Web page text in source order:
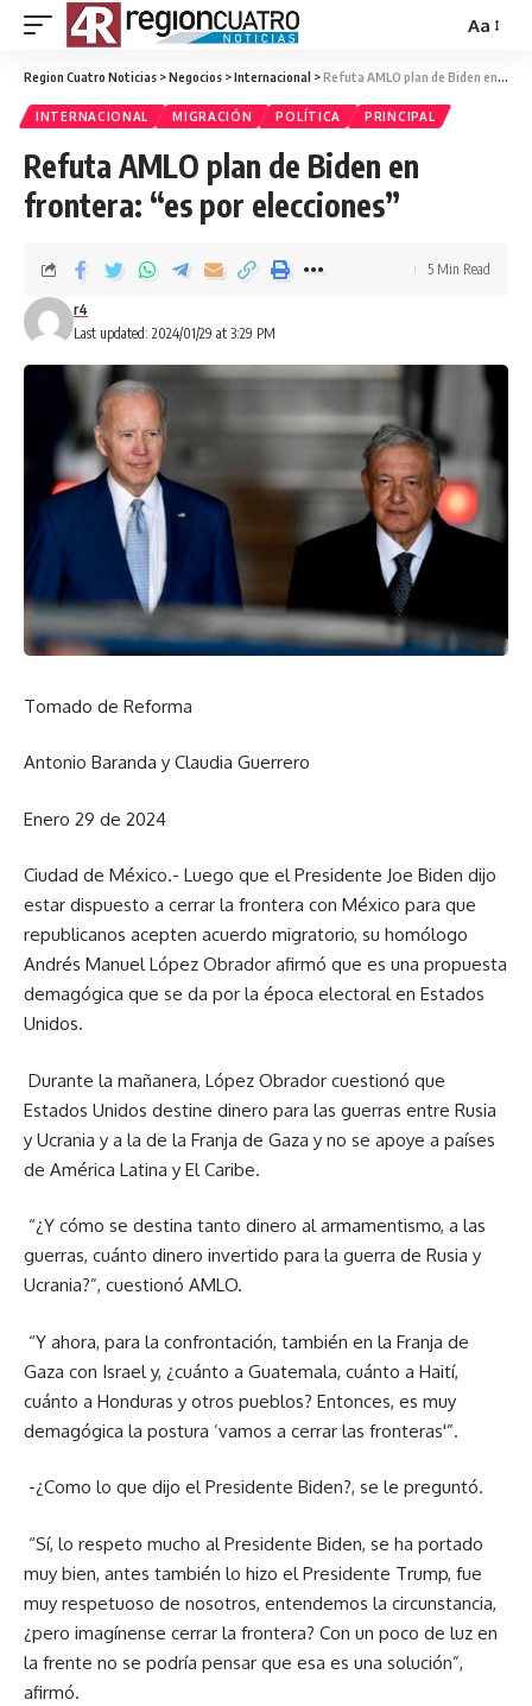
Aa
Region Cuatro Noticias >Negocios >Internacional >Refuta AMLO plan de Biden en frontera: “es por elecciones”
INTERNACIONAL MIGRACIÓN POLÍTICA PRINCIPAL
Refuta AMLO plan de Biden en
frontera: “es por elecciones”
Last updated: 2024/01/29 at 3:29 PM
r4
5 Min Read
Tomado de Reforma
Antonio Baranda y Claudia Guerrero
Enero 29 de 2024
Ciudad de México.- Luego que el Presidente Joe Biden dijo
estar dispuesto a cerrar la frontera con México para que
republicanos acepten acuerdo migratorio, su homólogo
Andrés Manuel López Obrador afirmó que es una propuesta
demagógica que se da por la época electoral en Estados
Unidos.
Durante la mañanera, López Obrador cuestionó que
Estados Unidos destine dinero para las guerras entre Rusia
y Ucrania y a la de la Franja de Gaza y no se apoye a países
de América Latina y El Caribe.
“¿Y cómo se destina tanto dinero al armamentismo, a las
guerras, cuánto dinero invertido para la guerra de Rusia y
Ucrania?”, cuestionó AMLO.
“Y ahora, para la confrontación, también en la Franja de
Gaza con Israel y, ¿cuánto a Guatemala, cuánto a Haití,
cuánto a Honduras y otros pueblos? Entonces, es muy
demagógica la postura ‘vamos a cerrar las fronteras'”.
-¿Como lo que dijo el Presidente Biden?, se le preguntó.
“Sí, lo respeto mucho al Presidente Biden, se ha portado
muy bien, antes también lo hizo el Presidente Trump, fue
muy respetuoso de nosotros, entendemos la circunstancia,
¿pero imagínense cerrar la frontera? Con un poco de luz en
la frente no se podría pensar que esa es una solución”,
afirmó.